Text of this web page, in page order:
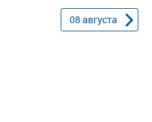
08 августа